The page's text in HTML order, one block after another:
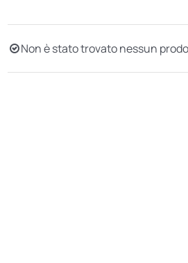
Non è stato trovato nessun